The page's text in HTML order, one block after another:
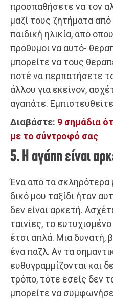
προσπαθήσετε να τον
μαζί τους ζητήματα
παιδική ηλικία, από
πρόθυμοι να αυτό-
μπορείτε να τους
ποτέ να περπατήσετε
άλλου για εκείνον,
αγαπάτε.
Διαβάστε: 9 σημάδια
με το σύντροφό σας
5. Η αγάπη είναι
Ένα από τα
δικό μου ταξίδι ήταν
δεν είναι αρκετή.
ταινίες, το
έτσι απλά. Μια δυνατή,
ένα παζλ. Αν τα
ευθυγραμμίζονται και
τρόπο, τότε εσείς δεν
μπορείτε να